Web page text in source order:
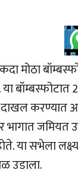
मोठा
या
करण्यात
भागात
या सभेला
उडाला.